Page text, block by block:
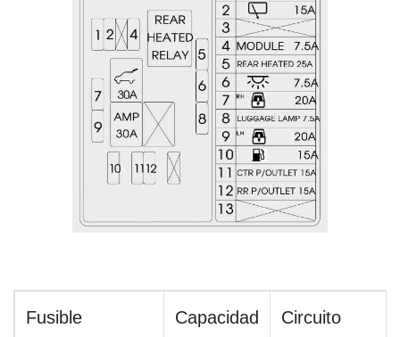
Fusible
Capacidad
Circuito